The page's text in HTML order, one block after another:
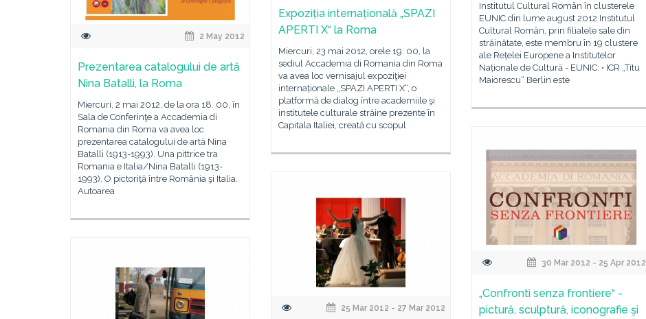
Institutul Cultural Român în clusterele
EUNIC din lume august 2012 Institutul
Cultural Român, prin filialele sale din
străinătate, este membru în 19 clustere
ale Rețelei Europene a Institutelor
Naționale de Cultură - EUNIC: • ICR „Titu
Maiorescu“ Berlin este
Expoziția internațională „SPAZI
APERTI X“ la Roma
Miercuri, 23 mai 2012, orele 19. 00, la
sediul Accademia di Romania din Roma
va avea loc vernisajul expoziţiei
internaționale „SPAZI APERTI X“, o
platformă de dialog între academiile şi
institutele culturale străine prezente în
Capitala Italiei, creată cu scopul
2 May 2012
Prezentarea catalogului de artă
Nina Batalli, la Roma
Miercuri, 2 mai 2012, de la ora 18. 00, în
Sala de Conferinţe a Accademia di
Romania din Roma va avea loc
prezentarea catalogului de artă Nina
Batalli (1913-1993). Una pittrice tra
Romania e Italia/Nina Batalli (1913-
1993). O pictoriţă între România şi Italia.
Autoarea
30 Mar 2012 - 25 Apr 2012
„Confronti senza frontiere“ -
pictură, sculptură, iconografie şi
25 Mar 2012 - 27 Mar 2012